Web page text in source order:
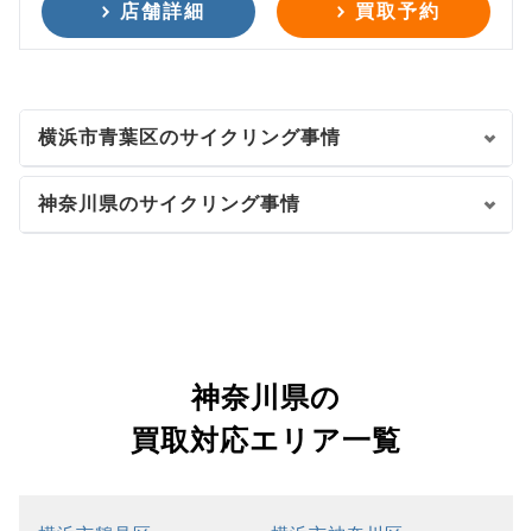
店舗詳細 買取予約
横浜市青葉区のサイクリング事情
神奈川県のサイクリング事情
神奈川県の
買取対応エリア一覧